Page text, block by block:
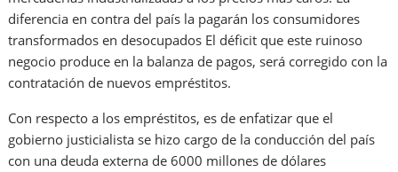
diferencia en contra del país la pagarán los consumidores
transformados en desocupados El déficit que este ruinoso
negocio produce en la balanza de pagos, será corregido con la
contratación de nuevos empréstitos.
Con respecto a los empréstitos, es de enfatizar que el
gobierno justicialista se hizo cargo de la conducción del país
con una deuda externa de 6000 millones de dólares